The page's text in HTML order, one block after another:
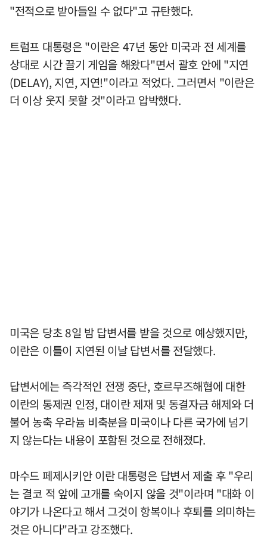
"전적으로 받아들일 수 없다"고 규탄했다.
트럼프 대통령은 "이란은 47년 동안 미국과 전 세계를
상대로 시간 끌기 게임을 해왔다"면서 괄호 안에 "지연
(DELAY), 지연, 지연!"이라고 적었다. 그러면서 "이란은
더 이상 웃지 못할 것"이라고 압박했다.
미국은 당초 8일 밤 답변서를 받을 것으로 예상했지만,
이란은 이틀이 지연된 이날 답변서를 전달했다.
답변서에는 즉각적인 전쟁 중단, 호르무즈해협에 대한
이란의 통제권 인정, 대이란 제재 및 동결자금 해제와 더
불어 농축 우라늄 비축분을 미국이나 다른 국가에 넘기
지 않는다는 내용이 포함된 것으로 전해졌다.
마수드 페제시키안 이란 대통령은 답변서 제출 후 "우리
는 결코 적 앞에 고개를 숙이지 않을 것"이라며 "대화 이
야기가 나온다고 해서 그것이 항복이나 후퇴를 의미하는
것은 아니다"라고 강조했다.